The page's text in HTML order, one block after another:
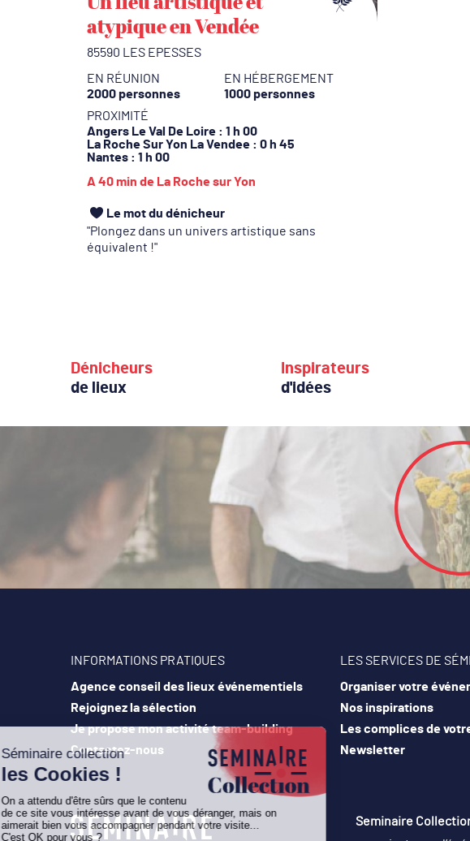
atypique en Vendée
85590 LES EPESSES
EN RÉUNION
2000 personnes
EN HÉBERGEMENT
1000 personnes
PROXIMITÉ
Angers Le Val De Loire : 1 h 00
La Roche Sur Yon La Vendee : 0 h 45
Nantes : 1 h 00
A 40 min de La Roche sur Yon
Le mot du dénicheur
Plongez dans un univers artistique sans
équivalent !
Dénicheurs
de lieux
Inspirateurs
d'idées
INFORMATIONS PRATIQUES
Agence conseil des lieux événementiels
Rejoignez la sélection
Je propose mon activité team-building
Contactez-nous
LES SERVICES DE
Organiser votre
Nos inspirations
Les complices de
Newsletter
Seminaire